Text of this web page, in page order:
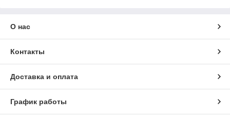
О нас
Контакты
Доставка и оплата
График работы